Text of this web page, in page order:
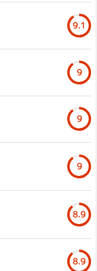
9.1
9
9
9
8.9
8.9